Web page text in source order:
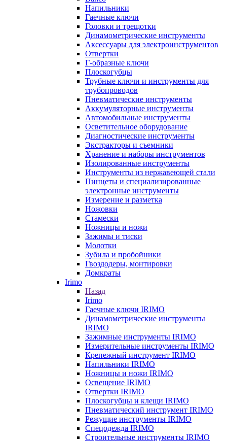
Напильники
Гаечные ключи
Головки и трещотки
Динамометрические инструменты
Аксессуары для электроинструментов
Отвертки
Г-образные ключи
Плоскогубцы
Трубные ключи и инструменты для
трубопроводов
Пневматические инструменты
Аккумуляторные инструменты
Автомобильные инструменты
Осветительное оборудование
Диагностические инструменты
Экстракторы и съемники
Хранение и наборы инструментов
Изолированные инструменты
Инструменты из нержавеющей стали
Пинцеты и специализированные
электронные инструменты
Измерение и разметка
Ножовки
Стамески
Ножницы и ножи
Зажимы и тиски
Молотки
Зубила и пробойники
Гвоздодеры, монтировки
Домкраты
Irimo
Назад
Irimo
Гаечные ключи IRIMO
Динамометрические инструменты
IRIMO
Зажимные инструменты IRIMO
Измерительные инструменты IRIMO
Крепежный инструмент IRIMO
Напильники IRIMO
Ножницы и ножи IRIMO
Освещение IRIMO
Отвертки IRIMO
Плоскогубцы и клещи IRIMO
Пневматический инструмент IRIMO
Режущие инструменты IRIMO
Спецодежда IRIMO
Строительные инструменты IRIMO